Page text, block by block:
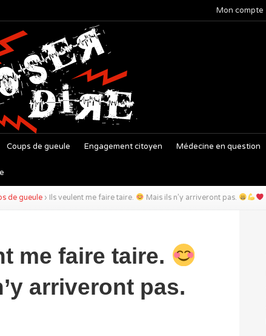
Mon compte
Coups de gueule Engagement citoyen Médecine en question
de gueule › Ils veulent me faire taire. Mais ils n’y arriveront pas.
me faire taire.
arriveront pas.